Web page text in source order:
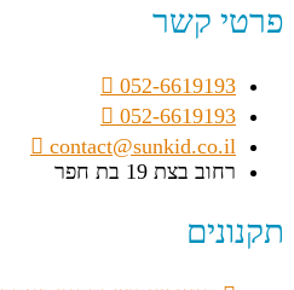
פרטי קשר
052-6619193
052-6619193
contact@sunkid.co.il
רחוב בצת 19 בת חפר
תקנונים